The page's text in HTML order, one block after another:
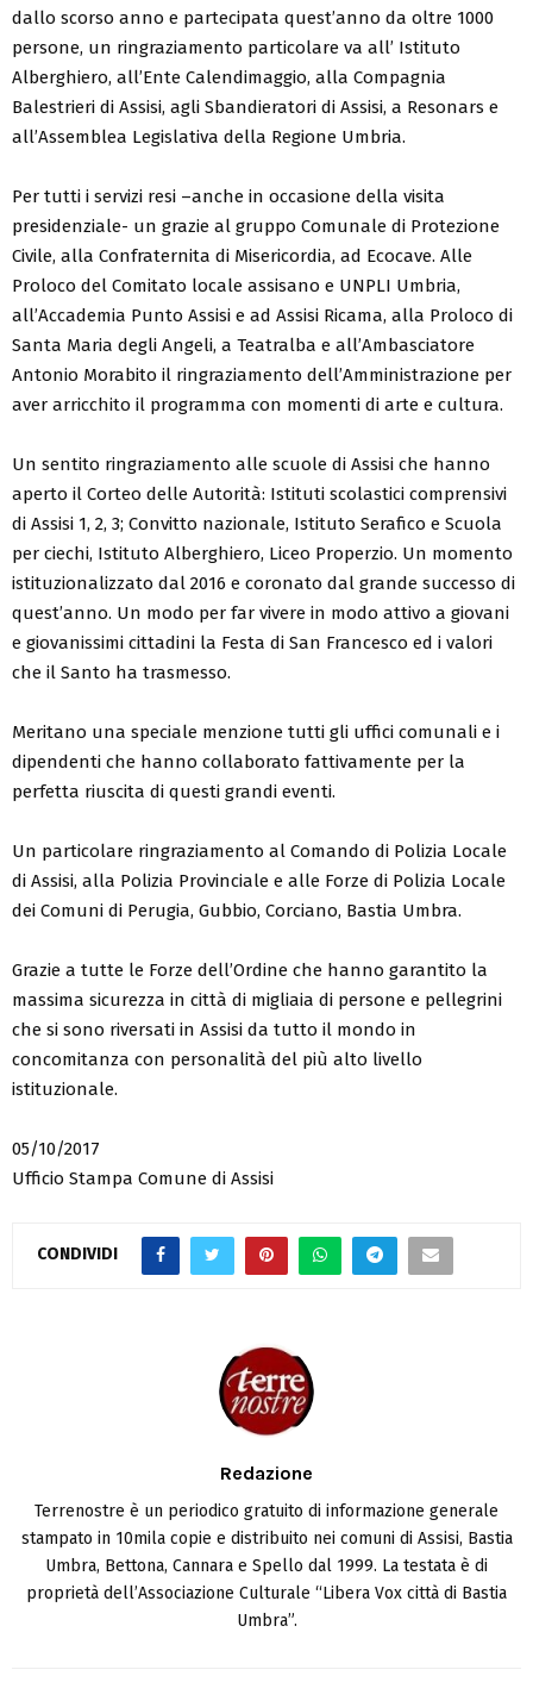
dallo scorso anno e partecipata quest’anno da oltre 1000
persone, un ringraziamento particolare va all’ Istituto
Alberghiero, all’Ente Calendimaggio, alla Compagnia
Balestrieri di Assisi, agli Sbandieratori di Assisi, a Resonars e
all’Assemblea Legislativa della Regione Umbria.
Per tutti i servizi resi –anche in occasione della visita
presidenziale- un grazie al gruppo Comunale di Protezione
Civile, alla Confraternita di Misericordia, ad Ecocave. Alle
Proloco del Comitato locale assisano e UNPLI Umbria,
all’Accademia Punto Assisi e ad Assisi Ricama, alla Proloco di
Santa Maria degli Angeli, a Teatralba e all’Ambasciatore
Antonio Morabito il ringraziamento dell’Amministrazione per
aver arricchito il programma con momenti di arte e cultura.
Un sentito ringraziamento alle scuole di Assisi che hanno
aperto il Corteo delle Autorità: Istituti scolastici comprensivi
di Assisi 1, 2, 3; Convitto nazionale, Istituto Serafico e Scuola
per ciechi, Istituto Alberghiero, Liceo Properzio. Un momento
istituzionalizzato dal 2016 e coronato dal grande successo di
quest’anno. Un modo per far vivere in modo attivo a giovani
e giovanissimi cittadini la Festa di San Francesco ed i valori
che il Santo ha trasmesso.
Meritano una speciale menzione tutti gli uffici comunali e i
dipendenti che hanno collaborato fattivamente per la
perfetta riuscita di questi grandi eventi.
Un particolare ringraziamento al Comando di Polizia Locale
di Assisi, alla Polizia Provinciale e alle Forze di Polizia Locale
dei Comuni di Perugia, Gubbio, Corciano, Bastia Umbra.
Grazie a tutte le Forze dell’Ordine che hanno garantito la
massima sicurezza in città di migliaia di persone e pellegrini
che si sono riversati in Assisi da tutto il mondo in
concomitanza con personalità del più alto livello
istituzionale.
05/10/2017
Ufficio Stampa Comune di Assisi
CONDIVIDI
Redazione
Terrenostre è un periodico gratuito di informazione generale
stampato in 10mila copie e distribuito nei comuni di Assisi, Bastia
Umbra, Bettona, Cannara e Spello dal 1999. La testata è di
proprietà dell’Associazione Culturale “Libera Vox città di Bastia
Umbra”.